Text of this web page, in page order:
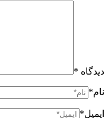
دیدگاه *
نام*
ایمیل*